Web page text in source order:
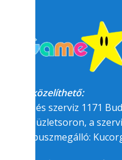
Megközelíthető:
üzlet és szerviz 1171
felőli üzletsoron, a
BKK buszmegálló: